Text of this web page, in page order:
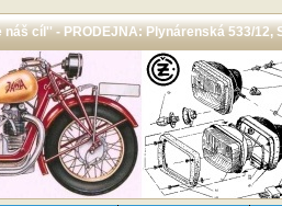
cíl'' - PRODEJNA: Plynárenská 533/12,